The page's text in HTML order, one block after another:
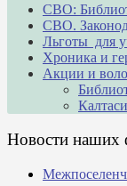
СВО:
СВО.
Льготы для
Хроника и
Акции и
Новости наших